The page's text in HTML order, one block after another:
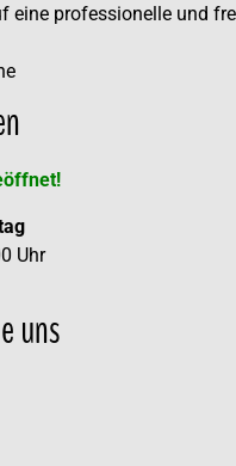
eine professionelle und
Uhr
uns